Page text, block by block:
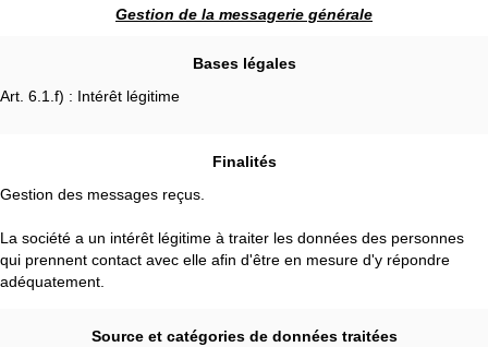
Gestion de la messagerie générale
Bases légales
Art. 6.1.f) : Intérêt légitime
Finalités
Gestion des messages reçus.
La société a un intérêt légitime à traiter les données des personnes
qui prennent contact avec elle afin d'être en mesure d'y répondre
adéquatement.
Source et catégories de données traitées